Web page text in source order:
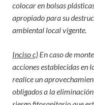
colocar en bolsas
apropiado para su
ambiental local vigente.
Inciso c) En caso de
acciones establecidas en
realice un
obligados a la